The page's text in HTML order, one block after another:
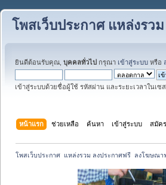
โพสเว็บประกาศ แหล่งร
ยินดีต้อนรับคุณ, บุคคลทั่วไป กรุณา เข้าสู่ระบบ หรือ
เข้าสู่ระบบด้วยชื่อผู้ใช้ รหัสผ่าน และระยะเวลาในเซ
หน้าแรก ช่วยเหลือ ค้นหา เข้าสู่ระบบ สมัค
โพสเว็บประกาศ  แหล่งรวม ลงประกาศฟรี  ลงโฆษณา